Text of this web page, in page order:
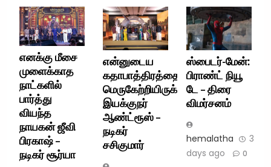
எனக்கு மீசை
முளைக்காத
நாட்களில்
பார்த்து
வியந்த
நாயகன் ஜீவி
பிரகாஷ் –
நடிகர் சூர்யா
என்னுடைய
கதாபாத்திரத்தை
மெருகேற்றியிருக்கிறார்
இயக்குநர்
ஆண்ட்ரூஸ் –
நடிகர்
சசிகுமார்
ஸ்பைடர்-மேன்:
பிராண்ட் நியூ
டே – திரை
விமர்சனம்
hemalatha
3
days ago
0